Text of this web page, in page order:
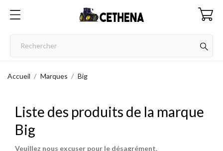
Accueil Marques Big
Liste des produits de la marque
Big
Veuillez nous excuser pour le désagrément.